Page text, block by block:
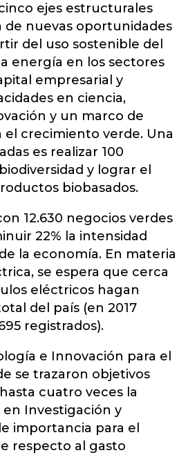
ejes estructurales
de nuevas oportunidades
del uso sostenible del
energía en los sectores
empresarial y
en ciencia,
y un marco de
el crecimiento verde. Una
es realizar 100
y lograr el
biobasados.
12.630 negocios verdes
22% la intensidad
la economía. En materia
se espera que cerca
eléctricos hagan
del país (en 2017
registrados).
e Innovación para el
se trazaron objetivos
cuatro veces la
Investigación y
importancia para el
respecto al gasto